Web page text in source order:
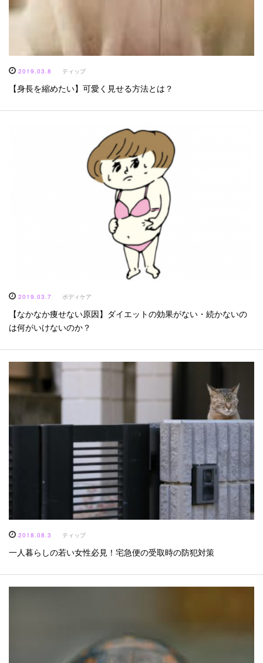
2019.03.8 ティップ
【身長を縮めたい】可愛く見せる方法とは？
2019.03.7 ボディケア
【なかなか痩せない原因】ダイエットの効果がない・続かないの
は何がいけないのか？
2018.08.3 ティップ
一人暮らしの若い女性必見！宅急便の受取時の防犯対策